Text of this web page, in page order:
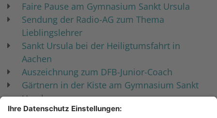
Faire Pause am Gymnasium Sankt Ursula
Sendung der Radio-AG zum Thema
Lieblingslehrer
Sankt Ursula bei der Heiligtumsfahrt in
Aachen
Auszeichnung zum DFB-Junior-Coach
Gärtnern in der Kiste am Gymnasium Sankt
Ursula
Jugend- und Kammerchor im Aachener Dom